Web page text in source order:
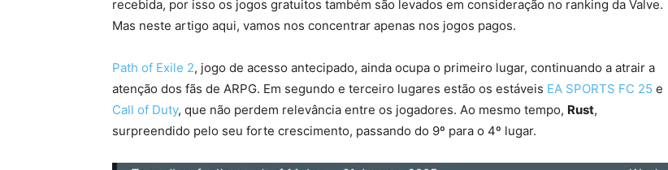
recebida, por isso os jogos gratuitos também são levados em consideração no ranking da Valve.
Mas neste artigo aqui, vamos nos concentrar apenas nos jogos pagos.
Path of Exile 2, jogo de acesso antecipado, ainda ocupa o primeiro lugar, continuando a atrair a
atenção dos fãs de ARPG. Em segundo e terceiro lugares estão os estáveis EA SPORTS FC 25 e
Call of Duty, que não perdem relevância entre os jogadores. Ao mesmo tempo, Rust,
surpreendido pelo seu forte crescimento, passando do 9º para o 4º lugar.